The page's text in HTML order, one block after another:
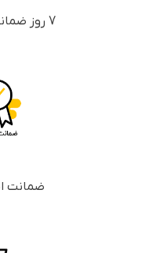
7 روز ضمانت بازگشت پول
ضمانت